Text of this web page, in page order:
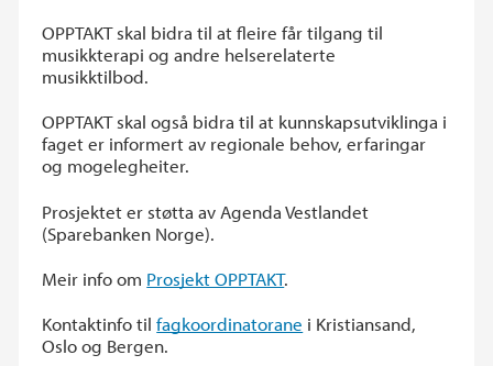
OPPTAKT skal bidra til at fleire får tilgang til
musikkterapi og andre helserelaterte
musikktilbod.
OPPTAKT skal også bidra til at kunnskapsutviklinga i
faget er informert av regionale behov, erfaringar
og mogelegheiter.
Prosjektet er støtta av Agenda Vestlandet
(Sparebanken Norge).
Meir info om Prosjekt OPPTAKT.
Kontaktinfo tilfagkoordinatorane i Kristiansand,
Oslo og Bergen.